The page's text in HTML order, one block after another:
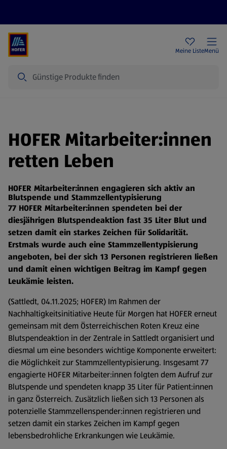
Meine ListeMenü
HOFER Mitarbeiter:innen
retten Leben
HOFER Mitarbeiter:innen engagieren sich aktiv an
Blutspende und Stammzellentypisierung
77 HOFER Mitarbeiter:innen spendeten bei der
diesjährigen Blutspendeaktion fast 35 Liter Blut und
setzen damit ein starkes Zeichen für Solidarität.
Erstmals wurde auch eine Stammzellentypisierung
angeboten, bei der sich 13 Personen registrieren ließen
und damit einen wichtigen Beitrag im Kampf gegen
Leukämie leisten.
(Sattledt, 04.11.2025; HOFER) Im Rahmen der
Nachhaltigkeitsinitiative Heute für Morgen hat HOFER erneut
gemeinsam mit dem Österreichischen Roten Kreuz eine
Blutspendeaktion in der Zentrale in Sattledt organisiert und
diesmal um eine besonders wichtige Komponente erweitert:
die Möglichkeit zur Stammzellentypisierung. Insgesamt 77
engagierte HOFER Mitarbeiter:innen folgten dem Aufruf zur
Blutspende und spendeten knapp 35 Liter für Patient:innen
in ganz Österreich. Zusätzlich ließen sich 13 Personen als
potenzielle Stammzellenspender:innen registrieren und
setzen damit ein starkes Zeichen im Kampf gegen
lebensbedrohliche Erkrankungen wie Leukämie.